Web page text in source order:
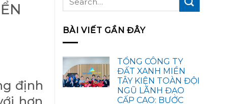
định
BÀI VIẾT GẦN ĐÂY
TỔNG CÔNG TY
ĐẤT XANH MIỀN
TÂY KIỆN TOÀN ĐỘI
NGŨ LÃNH ĐẠO
CẤP CAO: BƯỚC